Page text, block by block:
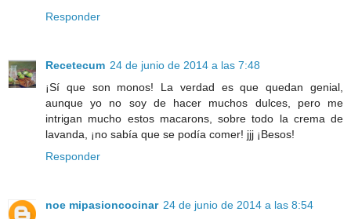
Responder
Recetecum 24 de junio de 2014 a las 7:48
¡Sí que son monos! La verdad es que quedan genial,
aunque yo no soy de hacer muchos dulces, pero me
intrigan mucho estos macarons, sobre todo la crema de
lavanda, ¡no sabía que se podía comer! jjj ¡Besos!
Responder
noe mipasioncocinar 24 de junio de 2014 a las 8:54